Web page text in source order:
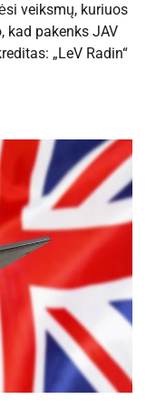
veiksmų, kuriuos
kad pakenks JAV
„LeV Radin“